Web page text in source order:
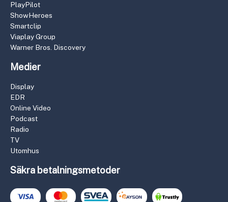
PlayPilot
ShowHeroes
Smartclip
Viaplay Group
Warner Bros. Discovery
Medier
Display
EDR
Online Video
Podcast
Radio
TV
Utomhus
Säkra betalningsmetoder